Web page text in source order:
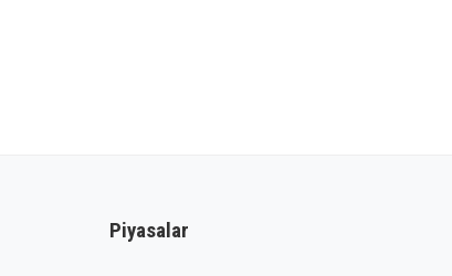
Piyasalar